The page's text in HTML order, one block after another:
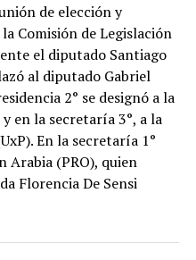
de elección y
Comisión de Legislación
el diputado Santiago
al diputado Gabriel
2° se designó a la
en la secretaría 3°, a la
En la secretaría 1°
Arabia (PRO), quien
Florencia De Sensi